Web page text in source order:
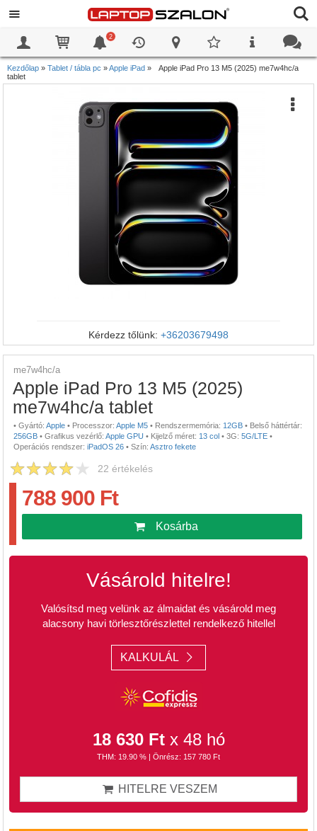
2
Kezdőlap » Tablet / tábla pc »Apple iPad »
Apple iPad Pro 13 M5 (2025) me7w4hc/a
tablet
Kérdezz tőlünk: +36203679498
me7w4hc/a
Apple iPad Pro 13 M5 (2025)
me7w4hc/a tablet
• Gyártó: Apple • Processzor: Apple M5 • Rendszermemória: 12GB • Belső háttértár:
256GB • Grafikus vezérlő: Apple GPU • Kijelző méret: 13 col • 3G: 5G/LTE •
Operációs rendszer: iPadOS 26 • Szín: Asztro fekete
22 értékelés
788 900 Ft
Kosárba
Vásárold hitelre!
Valósítsd meg velünk az álmaidat és vásárold meg
alacsony havi törlesztőrészlettel rendelkező hitellel
KALKULÁL
18 630 Ftx 48 hó
THM: 19.90 % | Önrész: 157 780 Ft
HITELRE VESZEM
0
0